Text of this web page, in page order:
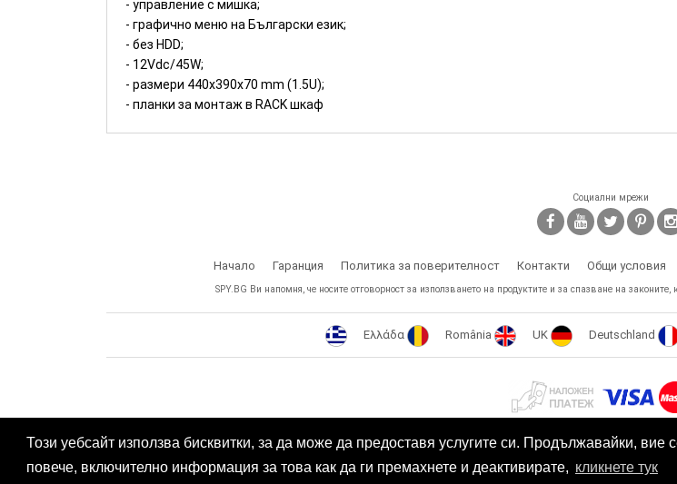
Този уебсайт използва бисквитки, за да може да предоставя услугите си. Продължавайки, вие
повече, включително информация за това как да ги премахнете и деактивирате, кликнете тук
- управлeние с мишка;
- графично меню на Български език;
- без HDD;
- 12Vdc/45W;
- размери 440х390х70 mm (1.5U);
- планки за монтаж в RACK шкаф
Социални мрежи
Начало Гаранция Политика за поверителност Контакти Общи условия
SPY.BG Ви напомня, че носите отговорност за използването на продуктите и за спазване на
Ελλάδα România UK Deutschland
Този сайт е собственост на БЕСТТЕХ ООД
SEO оптимизация и поддръжка от